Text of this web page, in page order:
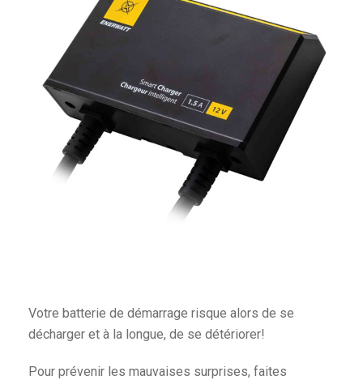
Votre batterie de démarrage risque alors de se
décharger et à la longue, de se détériorer!
Pour prévenir les mauvaises surprises, faites